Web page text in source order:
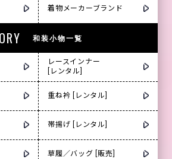
着物メーカーブランド
和装小物一覧
レースインナー
[レンタル]
重ね衿 [レンタル]
帯揚げ [レンタル]
草履／バッグ [販売]